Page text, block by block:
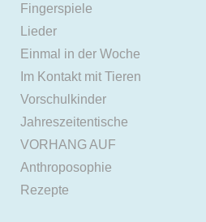
Fingerspiele
Lieder
Einmal in der Woche
Im Kontakt mit Tieren
Vorschulkinder
Jahreszeitentische
VORHANG AUF
Anthroposophie
Rezepte